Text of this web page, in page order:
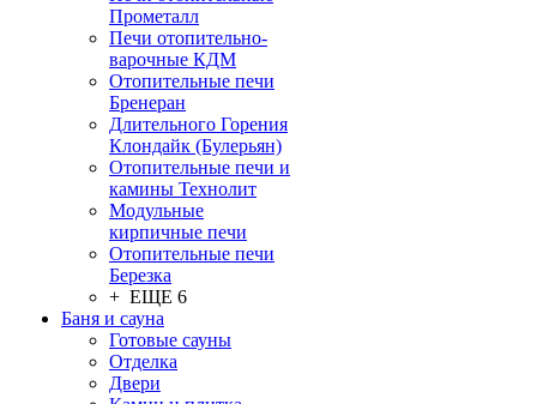
Прометалл
Печи отопительно-
варочные КДМ
Отопительные печи
Бренеран
Длительного Горения
Клондайк (Булерьян)
Отопительные печи и
камины Технолит
Модульные
кирпичные печи
Отопительные печи
Березка
+ ЕЩЕ 6
Баня и сауна
Готовые сауны
Отделка
Двери